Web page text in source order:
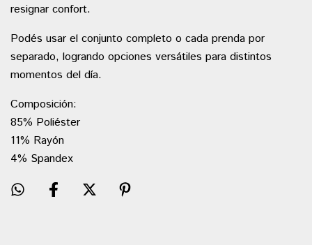
resignar confort.
Podés usar el conjunto completo o cada prenda por
separado, logrando opciones versátiles para distintos
momentos del día.
Composición:
85% Poliéster
11% Rayón
4% Spandex